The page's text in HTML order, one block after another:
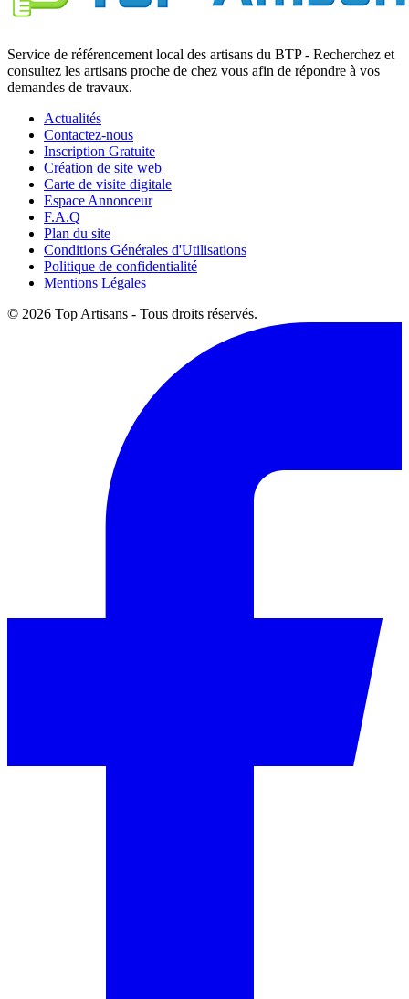
Service de référencement local des artisans du BTP - Recherchez et
consultez les artisans proche de chez vous afin de répondre à vos
demandes de travaux.
Actualités
Contactez-nous
Inscription Gratuite
Création de site web
Carte de visite digitale
Espace Annonceur
F.A.Q
Plan du site
Conditions Générales d'Utilisations
Politique de confidentialité
Mentions Légales
© 2026 Top Artisans - Tous droits réservés.